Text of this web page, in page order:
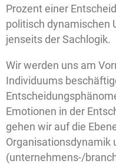
Prozent einer
politisch dynamischen
jenseits der Sachlogik.
Wir werden uns am
Individuums
Emotionen in der
gehen wir auf die
Organisationsdynamik
(unternehmens-/